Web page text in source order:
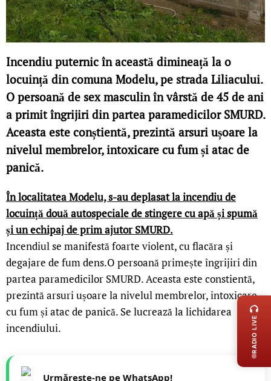
Incendiu puternic în această dimineață la o
locuință din comuna Modelu, pe strada Liliacului.
O persoană de sex masculin în vârstă de 45 de ani
a primit îngrijiri din partea paramedicilor SMURD.
Aceasta este conștientă, prezintă arsuri ușoare la
nivelul membrelor, intoxicare cu fum și atac de
panică.
În localitatea Modelu, s-au deplasat la incendiu de
locuință două autospeciale de stingere cu apă și spumă
și un echipaj de prim ajutor SMURD.
Incendiul se manifestă foarte violent, cu flacăra și
degajare de fum dens.O persoană primește îngrijiri din
partea paramedicilor SMURD. Aceasta este constientă,
prezintă arsuri ușoare la nivelul membrelor, intoxicare
cu fum și atac de panică. Se lucrează la lichidarea
incendiului.
Urmărește-ne pe WhatsApp!
LIVE
RADIO LIVE